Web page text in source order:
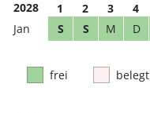
2028 1 2 3 4
S
S M D
frei belegt